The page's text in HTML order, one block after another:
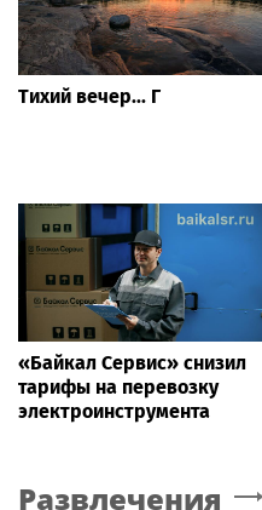
Тихий вечер... Г
«Байкал Сервис» снизил
тарифы на перевозку
электроинструмента
Развлечения